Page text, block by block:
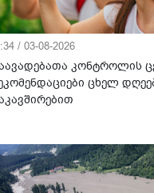
/ 03-08-2026
კონტროლის
ცხელ